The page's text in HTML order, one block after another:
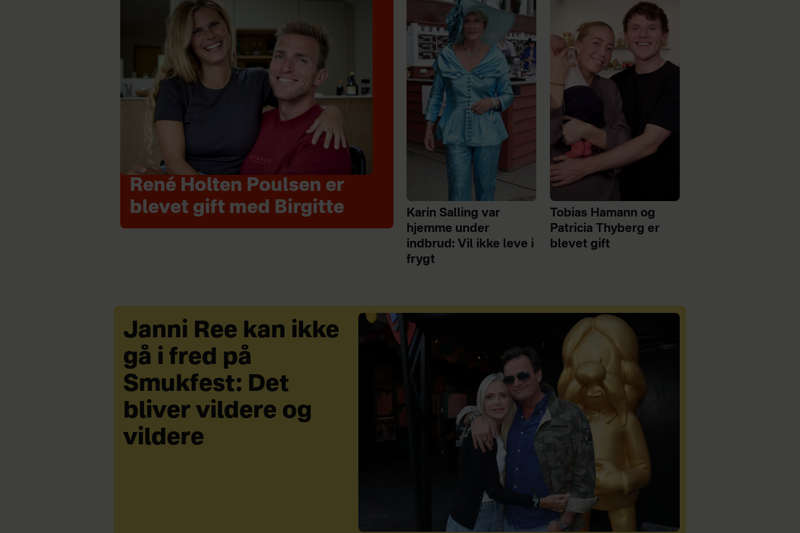
René Holten Poulsen er
blevet gift med Birgitte
Karin Salling var
hjemme under
indbrud: Vil ikke leve i
frygt
Tobias Hamann og
Patricia Thyberg er
blevet gift
Janni Ree kan ikke
gå i fred på
Smukfest: Det
bliver vildere og
vildere